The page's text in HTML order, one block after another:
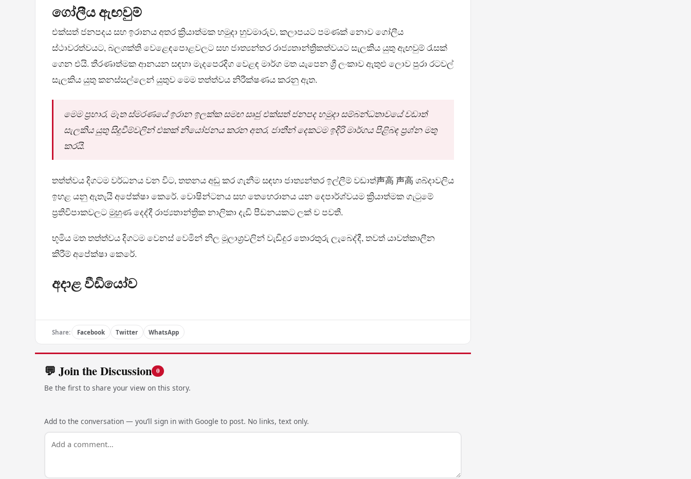
ගෝලීය ඇඟවුම්
එක්සත් ජනපදය සහ ඉරානය අතර ක්‍රියාත්මක හමුදා හුවමාරුව, කලාපයට පමණක් නොව ගෝලීය
ස්ථාවරත්වයට, බලශක්ති වෙළෙඳපොළවලට සහ ජාත්‍යන්තර රාජ්‍යතාන්ත්‍රිකත්වයට සැලකිය යුතු ඇඟවුම් රැසක්
ගෙන එයි. තීරණාත්මක ආනයන සඳහා මැදපෙරදිග වෙළඳ මාර්ග මත යැපෙන ශ්‍රී ලංකාව ඇතුළු ලොව පුරා රටවල්
සැලකිය යුතු කනස්සල්ලෙන් යුතුව මෙම තත්ත්වය නිරීක්ෂණය කරනු ඇත.
මෙම ප්‍රහාර, මෑත ස්මරණයේ ඉරාන ඉලක්ක සමඟ සෘජු එක්සත් ජනපද හමුදා සම්බන්ධතාවයේ වඩාත්
සැලකිය යුතු සිදුවීම්වලින් එකක් නියෝජනය කරන අතර, ජාතීන් දෙකටම ඉදිරි මාර්ගය පිළිබඳ ප්‍රශ්න මතු
කරයි.
තත්ත්වය දිගටම වර්ධනය වන විට, තතනය අඩු කර ගැනීම සඳහා ජාත්‍යන්තර ඉල්ලීම් වඩාත්声高 声高 ශබ්දාවලිය
ඉහළ යනු ඇතැයි අපේක්ෂා කෙරේ. වොෂින්ටනය සහ තෙහෙරානය යන දෙපාර්ශ්වයම ක්‍රියාත්මක ගැටුමේ
ප්‍රතිවිපාකවලට මුහුණ දෙද්දී රාජ්‍යතාන්ත්‍රික නාලිකා දැඩි පීඩනයකට ලක් ව පවතී.
භූමිය මත තත්ත්වය දිගටම වෙනස් වෙමින් නිල මූලාශ්‍රවලින් වැඩිදුර තොරතුරු ලැබෙද්දී, තවත් යාවත්කාලීන
කිරීම් අපේක්ෂා කෙරේ.
අදාළ වීඩියෝව
Share: Facebook Twitter WhatsApp
💬 Join the Discussion 0
Be the first to share your view on this story.
Add to the conversation — you’ll sign in with Google to post. No links, text only.